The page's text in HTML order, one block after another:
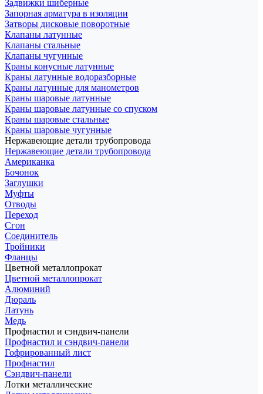
Задвижки шиберные
Запорная арматура в изоляции
Затворы дисковые поворотные
Клапаны латунные
Клапаны стальные
Клапаны чугунные
Краны конусные латунные
Краны латунные водоразборные
Краны латунные для манометров
Краны шаровые латунные
Краны шаровые латунные со спуском
Краны шаровые стальные
Краны шаровые чугунные
Нержавеющие детали трубопровода
Нержавеющие детали трубопровода
Американка
Бочонок
Заглушки
Муфты
Отводы
Переход
Сгон
Соединитель
Тройники
Фланцы
Цветной металлопрокат
Цветной металлопрокат
Алюминий
Дюраль
Латунь
Медь
Профнастил и сэндвич-панели
Профнастил и сэндвич-панели
Гофрированный лист
Профнастил
Сэндвич-панели
Лотки металлические